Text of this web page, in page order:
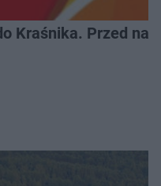
Kraśnika. Przed